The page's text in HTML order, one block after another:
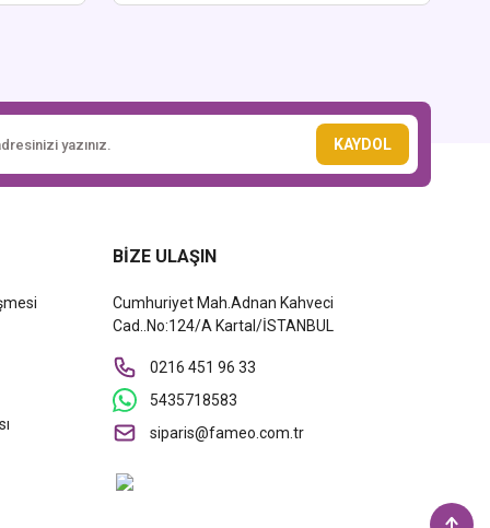
KAYDOL
BİZE ULAŞIN
Cumhuriyet Mah.Adnan Kahveci
Cad..No:124/A Kartal/İSTANBUL
0216 451 96 33
5435718583
siparis@fameo.com.tr